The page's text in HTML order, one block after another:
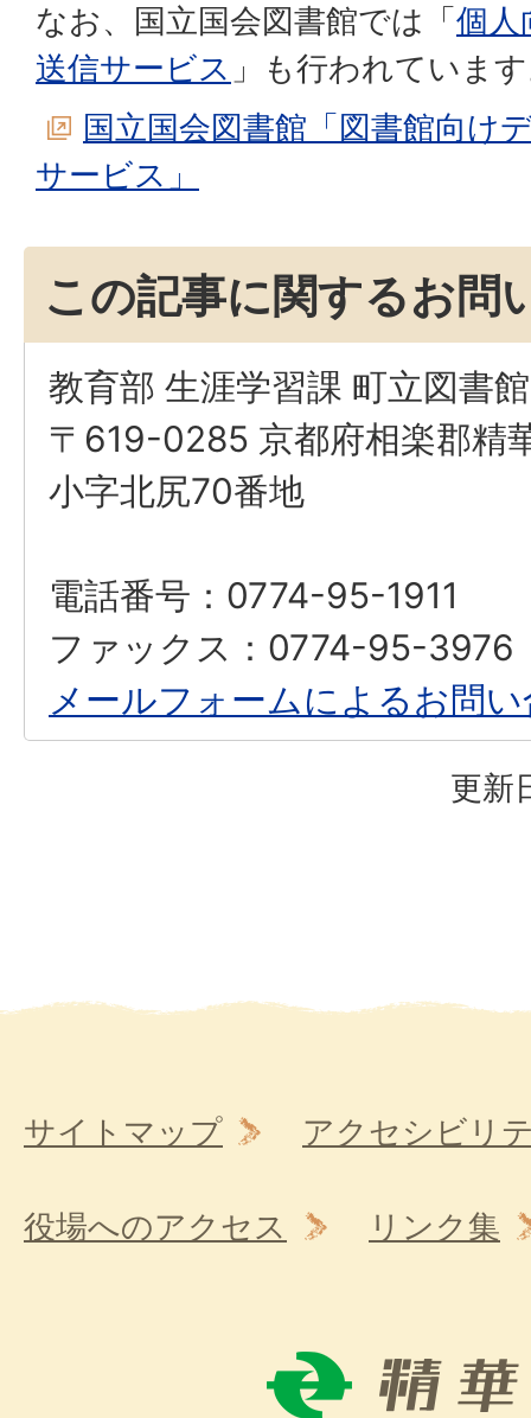
なお、国立国会図書館では「個人
送信サービス 」も行われていま
国立国会図書館「図書館向け
サービス」
この記事に関するお問
教育部 生涯学習課 町立図書
〒619-0285 京都府相楽郡精
小字北尻70番地
電話番号：0774-95-1911
ファックス：0774-95-3976
メールフォームによるお問
更新
サイトマップ アクセシビリ
役場へのアクセス リンク集